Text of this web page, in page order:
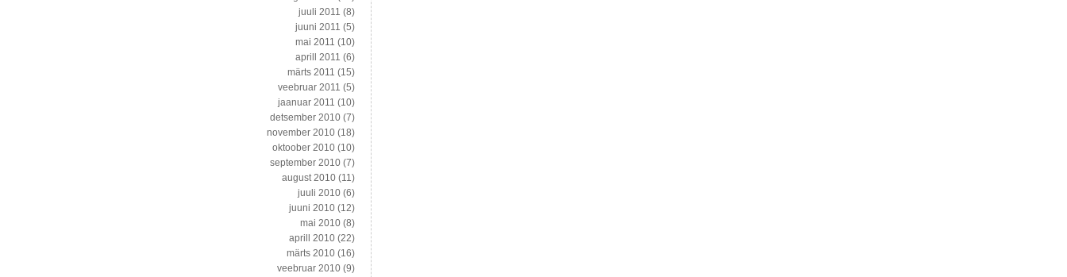
juuli 2011 (8)
juuni 2011 (5)
mai 2011 (10)
aprill 2011 (6)
märts 2011 (15)
veebruar 2011 (5)
jaanuar 2011 (10)
detsember 2010 (7)
november 2010 (18)
oktoober 2010 (10)
september 2010 (7)
august 2010 (11)
juuli 2010 (6)
juuni 2010 (12)
mai 2010 (8)
aprill 2010 (22)
märts 2010 (16)
veebruar 2010 (9)